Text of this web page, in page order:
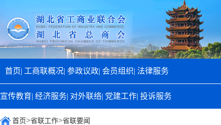
首页| 工商联概况| 参政议政| 会员组织| 法律服务
宣传教育| 经济服务| 对外联络| 党建工作| 投诉服务
首页>省联工作>省联要闻